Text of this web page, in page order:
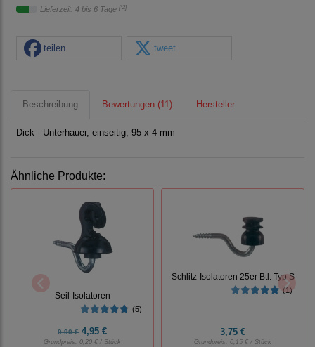
Lieferzeit: 4 bis 6 Tage [*2]
teilen tweet
Beschreibung Bewertungen (11) Hersteller
Dick - Unterhauer, einseitig, 95 x 4 mm
Ähnliche Produkte:
Seil-Isolatoren
(5)
9,90 € 4,95 €
Grundpreis: 0,20 € / Stück
Schlitz-Isolatoren 25er Btl. Typ S
(1)
3,75 €
Grundpreis: 0,15 € / Stück